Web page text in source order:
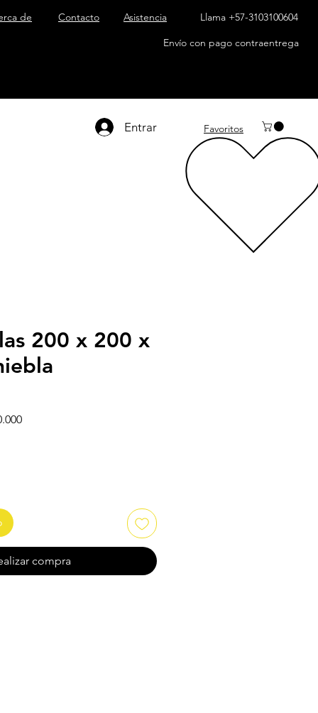
de Contacto Asistencia
Llama +57-3103100604
Envío con pago contraentrega
Entrar Favoritos
200 x 200 x
Precio de oferta
compra